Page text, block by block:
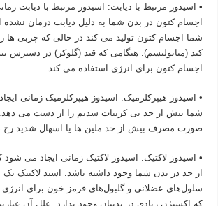
• اسیدوز مرتبط با دیابت: اسیدوز مرتبط با دیابت
اجسام کتون در بدن شما به دلیل دیابت درمان
شما اجسام کتون تولید می کند در حالی که چربی ها
کند (متابولیسم). هنگامی که قند (گلوکز) در دسترس
اجسام کتون برای انرژی استفاده می کند.
• اسیدوز هیپرکلرمیک: اسیدوز هیپرکلرمیک زمانی
شما بیش از حد بی کربنات سدیم را از دست می
صورت مصرف بیش از حد ملین ها یا اسهال شدید رخ
• اسیدوز لاکتیک: اسیدوز لاکتیک زمانی ایجاد می
از حد در بدن شما وجود داشته باشد. اسید لاکتیک
سلول‌های عضلانی و گلبول‌های قرمز خون برای انرژی
که اکسیژن زیادی در بدنتان وجود ندارد. علل آن